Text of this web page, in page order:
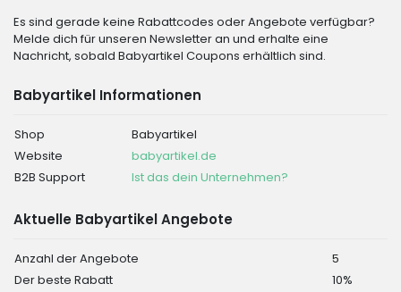
Es sind gerade keine Rabattcodes oder Angebote verfügbar?
Melde dich für unseren Newsletter an und erhalte eine
Nachricht, sobald Babyartikel Coupons erhältlich sind.
Babyartikel Informationen
Shop
Babyartikel
Website
babyartikel.de
B2B Support
Ist das dein Unternehmen?
Aktuelle Babyartikel Angebote
Anzahl der Angebote
5
Der beste Rabatt
10%